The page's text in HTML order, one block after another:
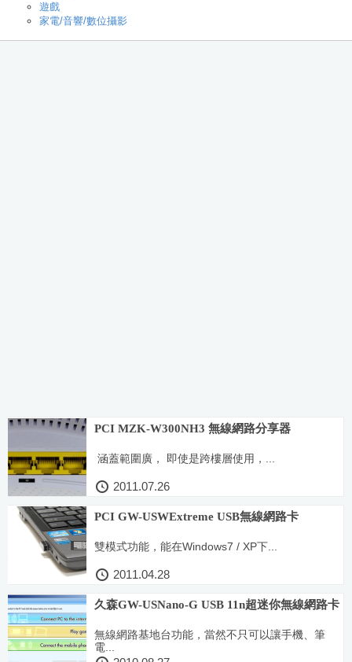
遊戲
家電/音響/數位攝影
PCI MZK-W300NH3 無線網路分享器
涵蓋範圍廣， 即使是跨樓層使用，...
2011.07.26
PCI GW-USWExtreme USB無線網路卡
雙模式功能，能在Windows7 / XP下...
2011.04.28
久森GW-USNano-G USB 11n超迷你無線網路卡
無線網路基地台功能，當然不只可以讓手機、筆
電...